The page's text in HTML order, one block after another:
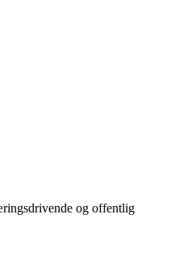
og offentlig